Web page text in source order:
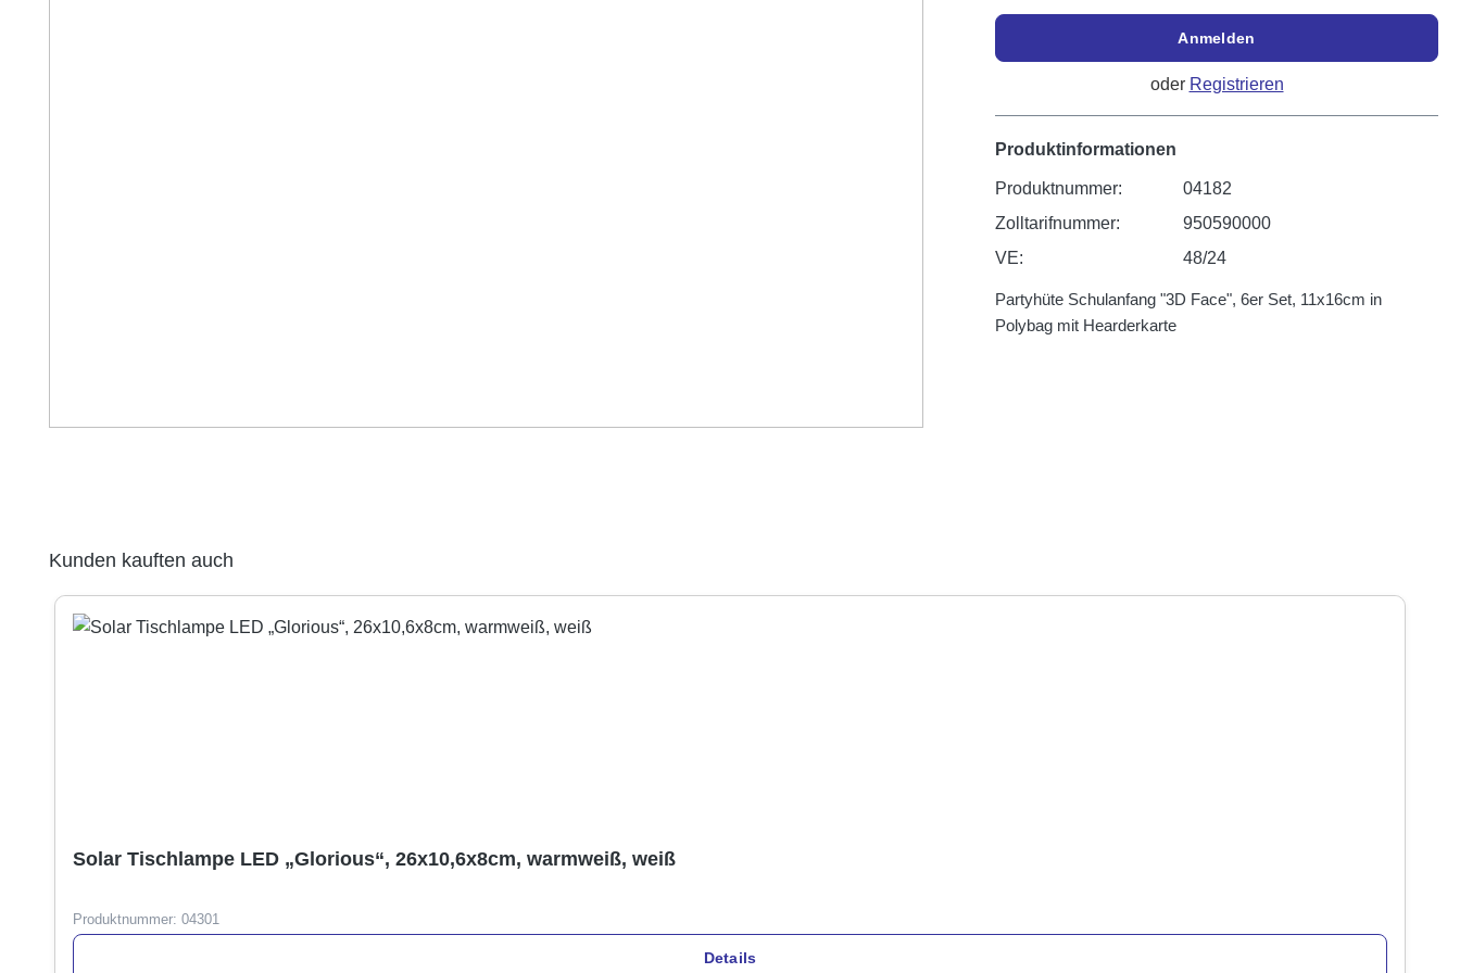
Anmelden
oder Registrieren
Produktinformationen
Produktnummer:
04182
Zolltarifnummer:
950590000
VE:
48/24
Partyhüte Schulanfang "3D Face", 6er Set, 11x16cm in
Polybag mit Hearderkarte
Produktgalerie überspringen
Kunden kauften auch
Solar Tischlampe LED „Glorious“, 26x10,6x8cm, warmweiß, weiß
Produktnummer: 04301
Details